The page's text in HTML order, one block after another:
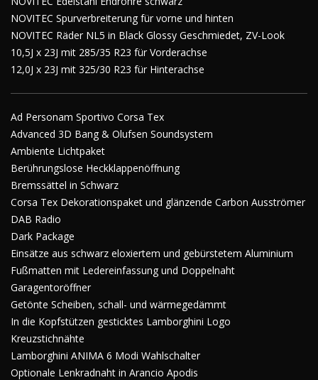
NOVITEC Spurverbreiterung für vorne und hinten
NOVITEC Räder NL5 in Black Glossy Geschmiedet, ZV-Look
10,5J x 23J mit 285/35 R23 für Vorderachse
12,0J x 23J mit 325/30 R23 für Hinterachse
Ad Personam Sportivo Corsa Tex
Advanced 3D Bang & Olufsen Soundsystem
Ambiente Lichtpaket
Berührungslose Heckklappenöffnung
Bremssättel in Schwarz
Corsa Tex Dekorationspaket und glänzende Carbon Ausströmer
DAB Radio
Dark Package
Einsätze aus schwarz eloxiertem und gebürstetem Aluminium
Fußmatten mit Ledereinfassung und Doppelnaht
Garagentoröffner
Getönte Scheiben, schall- und wärmegedämmt
In die Kopfstützen gesticktes Lamborghini Logo
Kreuzstichnähte
Lamborghini ANIMA 6 Modi Wahlschalter
Optionale Lenkradnaht in Arancio Apodis